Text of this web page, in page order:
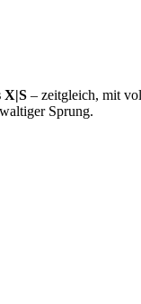
X|S – zeitgleich, mit
Sprung.